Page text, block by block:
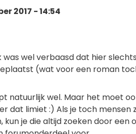
2017 - 14:54
was wel verbaasd dat hier
(wat voor een roman
natuurlijk wel. Maar het moet
dat limiet :) Als je toch mensen
kun je die altijd zoeken door